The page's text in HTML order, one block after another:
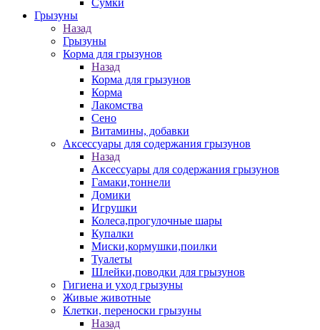
Сумки
Грызуны
Назад
Грызуны
Корма для грызунов
Назад
Корма для грызунов
Корма
Лакомства
Сено
Витамины, добавки
Аксессуары для содержания грызунов
Назад
Аксессуары для содержания грызунов
Гамаки,тоннели
Домики
Игрушки
Колеса,прогулочные шары
Купалки
Миски,кормушки,поилки
Туалеты
Шлейки,поводки для грызунов
Гигиена и уход грызуны
Живые животные
Клетки, переноски грызуны
Назад